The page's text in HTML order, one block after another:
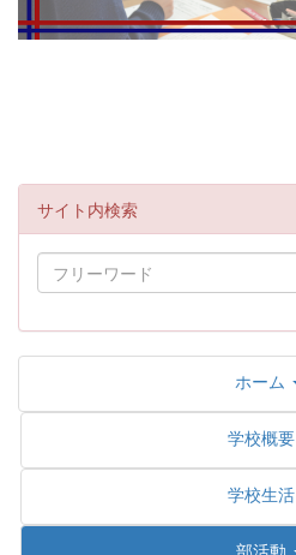
サイト内検索
ホーム
学校概要
学校生活
部活動